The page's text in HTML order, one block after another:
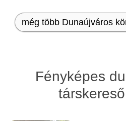
még több Dunaújváros
Fényképes